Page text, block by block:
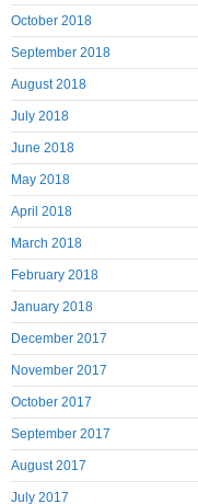
October 2018
September 2018
August 2018
July 2018
June 2018
May 2018
April 2018
March 2018
February 2018
January 2018
December 2017
November 2017
October 2017
September 2017
August 2017
July 2017